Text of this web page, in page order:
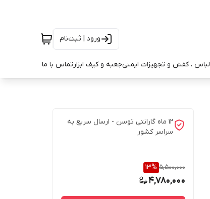
ورود | ثبت‌نام
لباس ، کفش و تجهیزات ایمنیجعبه و کیف ابزارتماس با ما
12 ماه گارانتی توسن - ارسال سریع به
سراسر کشور
5,500,000
13%
4,780,000